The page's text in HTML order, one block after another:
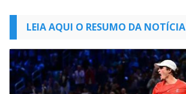
LEIA AQUI O RESUMO DA NOTÍCIA